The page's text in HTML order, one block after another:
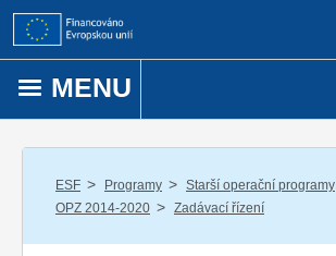
Přejít k obsahu
MENU
ESF / Programy / Starší operační programy
OPZ 2014-2020 / Zadávací řízení